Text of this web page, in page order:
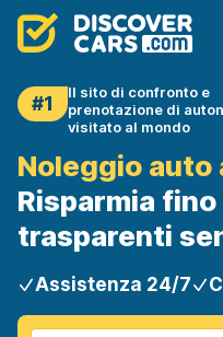
#1
Il sito di confronto e
prenotazione di
visitato al mondo
Noleggio auto
Risparmia fino
trasparenti
Assistenza 24/7